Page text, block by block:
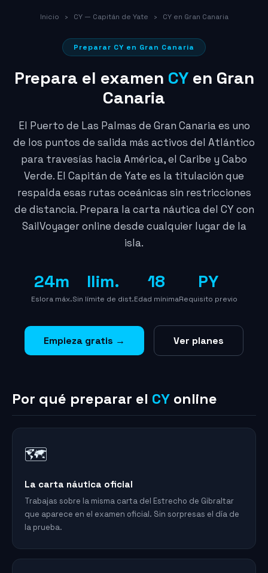
Inicio › CY — Capitán de Yate › CY en Gran Canaria
Preparar CY en Gran Canaria
Prepara el examen CYen Gran
Canaria
El Puerto de Las Palmas de Gran Canaria es uno
de los puntos de salida más activos del Atlántico
para travesías hacia América, el Caribe y Cabo
Verde. El Capitán de Yate es la titulación que
respalda esas rutas oceánicas sin restricciones
de distancia. Prepara la carta náutica del CY con
SailVoyager online desde cualquier lugar de la
isla.
24m
Eslora máx.
Ilim.
Sin límite de dist.
18
Edad mínima
PY
Requisito previo
Empieza gratis → Ver planes
Por qué preparar el CY online
🗺️
La carta náutica oficial
Trabajas sobre la misma carta del Estrecho de Gibraltar
que aparece en el examen oficial. Sin sorpresas el día de
la prueba.